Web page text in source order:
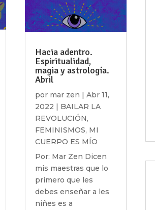
Hacia adentro.
Espiritualidad,
magia y astrología.
Abril
por mar zen |Abr 11,
2022 | BAILAR LA
REVOLUCIÓN,
FEMINISMOS, MI
CUERPO ES MÍO
Por: Mar Zen Dicen
mis maestras que lo
primero que les
debes enseñar a les
niñes es a